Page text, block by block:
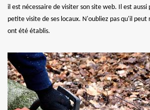
il est nécessaire de visiter son site web. Il est aussi
petite visite de ses locaux. N'oubliez pas qu'il peut
ont été établis.